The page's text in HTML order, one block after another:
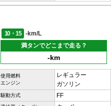
10・15
-km/L
満タンでどこまで走る？
-km
使用燃料
エンジン
レギュラー
ガソリン
駆動方式 FF